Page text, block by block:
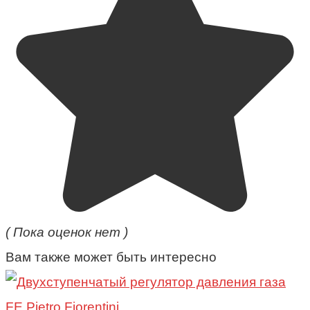
( Пока оценок нет )
Вам также может быть интересно